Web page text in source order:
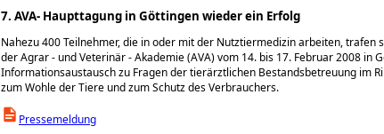
7. AVA- Haupttagung in Göttingen wieder ein Erfolg
Nahezu 400 Teilnehmer, die in oder mit der Nutztiermedizin arbeiten, trafen
der Agrar - und Veterinär - Akademie (AVA) vom 14. bis 17. Februar 2008 in
Informationsaustausch zu Fragen der tierärztlichen Bestandsbetreuung im
zum Wohle der Tiere und zum Schutz des Verbrauchers.
Pressemeldung